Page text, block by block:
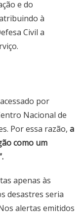
e do
à
Civil a
por
Nacional de
Por essa razão, a
como um
apenas às
desastres seria
alertas emitidos